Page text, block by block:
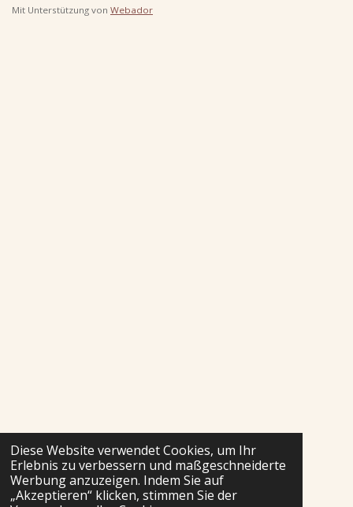
Diese Website verwendet Cookies, um Ihr
Erlebnis zu verbessern und maßgeschneiderte
Werbung anzuzeigen. Indem Sie auf
„Akzeptieren“ klicken, stimmen Sie der
Mit Unterstützung von Webador